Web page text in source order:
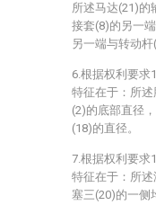
所述马达(21)的
接套(8)的另一
另一端与转动杆
6.根据权利要求
特征在于：所
(2)的底部直径
(18)的直径。
7.根据权利要求
特征在于：所
塞三(20)的一侧